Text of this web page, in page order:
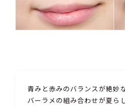
青みと赤みのバランスが絶妙
バーラメの組み合わせが夏ら